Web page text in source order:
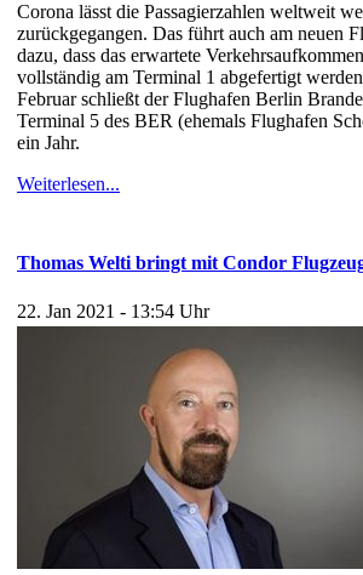
Corona lässt die Passagierzahlen weltweit
zurückgegangen. Das führt auch am neuen
dazu, dass das erwartete
vollständig am Terminal 1 abgefertigt
Februar schließt der Flughafen Berlin
Terminal 5 des BER (ehemals Flughafen
ein Jahr.
Weiterlesen...
Thomas Welti bringt mit Condor
22. Jan 2021 - 13:54 Uhr